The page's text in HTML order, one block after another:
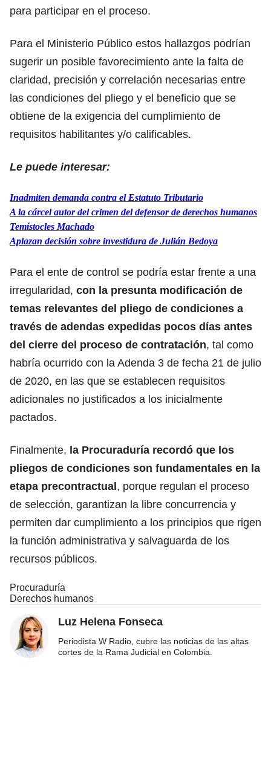
para participar en el proceso.
Para el Ministerio Público estos hallazgos podrían
sugerir un posible favorecimiento ante la falta de
claridad, precisión y correlación necesarias entre
las condiciones del pliego y el beneficio que se
obtiene de la exigencia del cumplimiento de
requisitos habilitantes y/o calificables.
Le puede interesar:
Inadmiten demanda contra el Estatuto Tributario
A la cárcel autor del crimen del defensor de derechos humanos
Temístocles Machado
Aplazan decisión sobre investidura de Julián Bedoya
Para el ente de control se podría estar frente a una
irregularidad, con la presunta modificación de
temas relevantes del pliego de condiciones a
través de adendas expedidas pocos días antes
del cierre del proceso de contratación, tal como
habría ocurrido con la Adenda 3 de fecha 21 de julio
de 2020, en las que se establecen requisitos
adicionales no justificados a los inicialmente
pactados.
Finalmente, la Procuraduría recordó que los
pliegos de condiciones son fundamentales en la
etapa precontractual, porque regulan el proceso
de selección, garantizan la libre concurrencia y
permiten dar cumplimiento a los principios que rigen
la función administrativa y salvaguarda de los
recursos públicos.
Procuraduría
Derechos humanos
Luz Helena Fonseca
Periodista W Radio, cubre las noticias de las altas
cortes de la Rama Judicial en Colombia.